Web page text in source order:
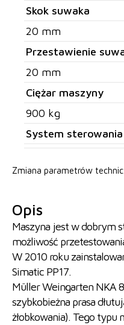
Skok suwaka
20 mm
Przestawienie
20 mm
Ciężar maszyny
900 kg
System sterowania
Zmiana parametrów
Opis
Maszyna jest w dobrym
możliwość
W 2010 roku
Simatic PP17.
Müller Weingarten NKA
szybkobieżna prasa
żłobkowania). Tego typu